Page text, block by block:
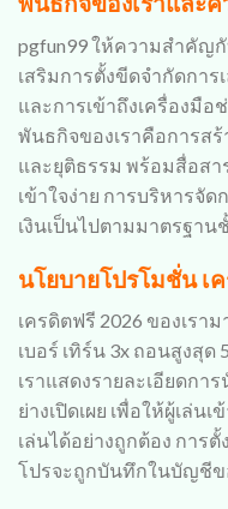
pgfun99 ให้ความสำคัญกั
เสริมการตั้งขีดจำกัดการ
และการเข้าถึงเครื่องมื
พันธกิจของเราคือการส
และยุติธรรม พร้อมสื่อส
เข้าใจง่าย การบริหารจั
เงินเป็นไปตามมาตรฐา
นโยบายโปรโมชั่น เ
เครดิตฟรี 2026 ของเรา
เบอร์ เทิร์น 3x ถอนสูงสุด
เราแสดงรายละเอียดกา
ย่างเปิดเผย เพื่อให้ผู้เล่น
เล่นได้อย่างถูกต้อง การ
โปรจะถูกบันทึกในบัญชีข